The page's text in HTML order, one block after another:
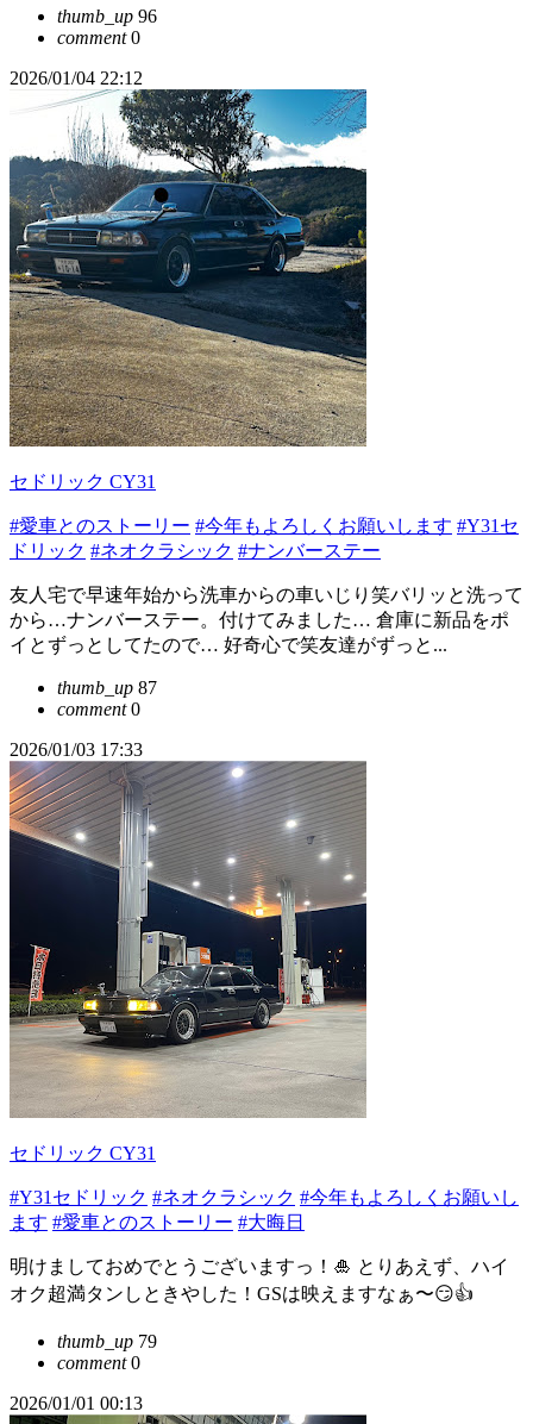
thumb_up 96
comment0
2026/01/04 22:12
セドリック CY31
#愛車とのストーリー #今年もよろしくお願いします #Y31セ
ドリック #ネオクラシック #ナンバーステー
友人宅で早速年始から洗車からの車いじり笑バリッと洗って
から…ナンバーステー。付けてみました… 倉庫に新品をポ
イとずっとしてたので… 好奇心で笑友達がずっと...
thumb_up 87
comment0
2026/01/03 17:33
セドリック CY31
#Y31セドリック #ネオクラシック #今年もよろしくお願いし
ます #愛車とのストーリー #大晦日
明けましておめでとうございますっ！🎍 とりあえず、ハイ
オク超満タンしときやした！GSは映えますなぁ〜😏👍
thumb_up 79
comment0
2026/01/01 00:13